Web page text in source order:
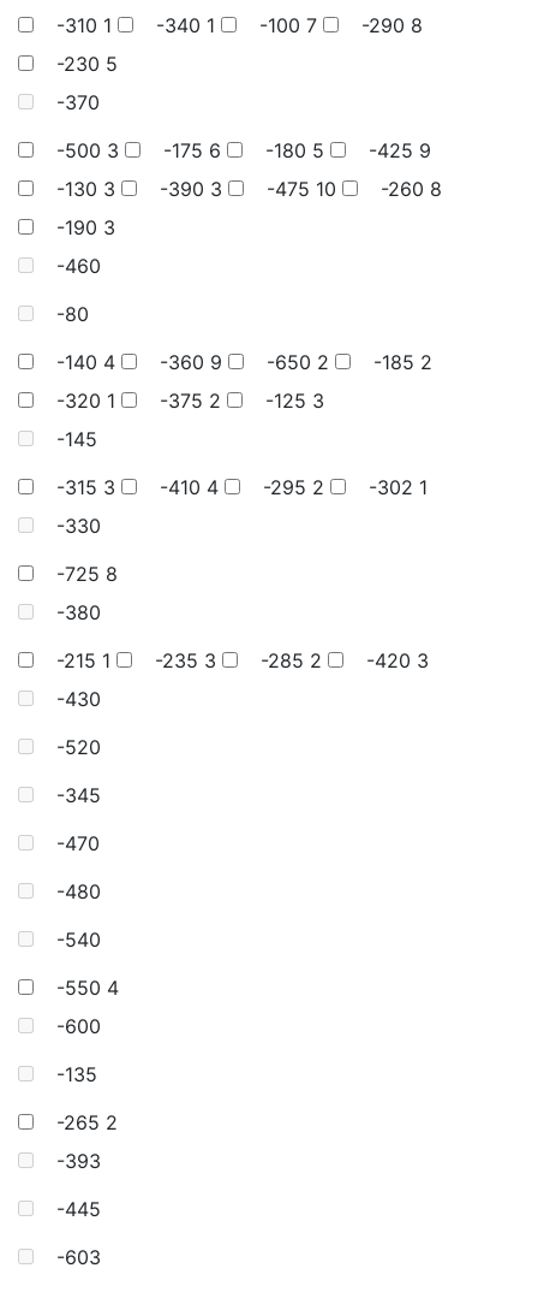
-310 1 -340 1 -100 7 -290 8
-230 5
-370
-500 3 -175 6 -180 5 -425 9
-130 3 -390 3 -475 10 -260 8
-190 3
-460
-80
-140 4 -360 9 -650 2 -185 2
-320 1 -375 2 -125 3
-145
-315 3 -410 4 -295 2 -302 1
-330
-725 8
-380
-215 1 -235 3 -285 2 -420 3
-430
-520
-345
-470
-480
-540
-550 4
-600
-135
-265 2
-393
-445
-603